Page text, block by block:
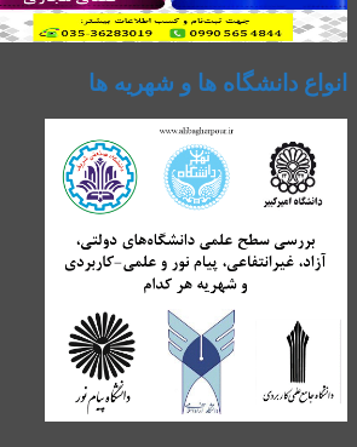
انواع دانشگاه ها و شهریه ها